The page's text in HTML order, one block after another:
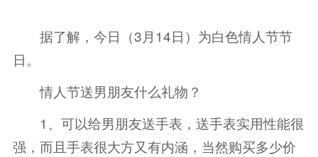
据了解，今日（3月14日）为白色情人节节
日。
情人节送男朋友什么礼物？
1、可以给男朋友送手表，送手表实用性能很
强，而且手表很大方又有内涵，当然购买多少价